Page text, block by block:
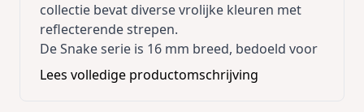
collectie bevat diverse vrolijke kleuren met
reflecterende strepen.
De Snake serie is 16 mm breed, bedoeld voor
kleine tot middelgrote honden zoals de
Schotse Terrier, Mopshond of andere terriers.
Lees volledige productomschrijving